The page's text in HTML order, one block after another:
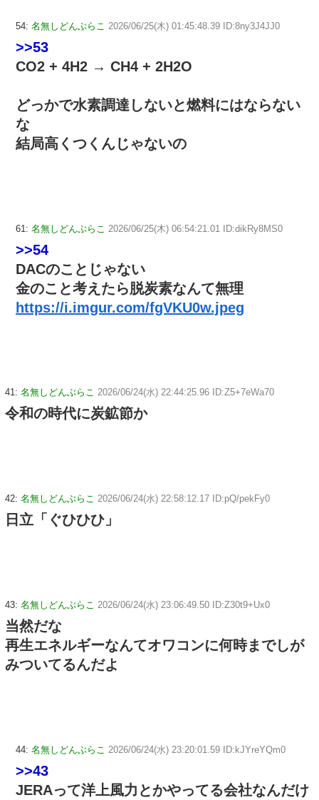
54: 名無しどんぶらこ 2026/06/25(木) 01:45:48.39 ID:8ny3J4JJ0
>>53
CO2 + 4H2 → CH4 + 2H2O
どっかで水素調達しないと燃料にはならない
な
結局高くつくんじゃないの
61: 名無しどんぶらこ 2026/06/25(木) 06:54:21.01 ID:dikRy8MS0
>>54
DACのことじゃない
金のこと考えたら脱炭素なんて無理
https://i.imgur.com/fgVKU0w.jpeg
41: 名無しどんぶらこ 2026/06/24(水) 22:44:25.96 ID:Z5+7eWa70
令和の時代に炭鉱節か
42: 名無しどんぶらこ 2026/06/24(水) 22:58:12.17 ID:pQ/pekFy0
日立「ぐひひひ」
43: 名無しどんぶらこ 2026/06/24(水) 23:06:49.50 ID:Z30t9+Ux0
当然だな
再生エネルギーなんてオワコンに何時までしが
みついてるんだよ
44: 名無しどんぶらこ 2026/06/24(水) 23:20:01.59 ID:kJYreYQm0
>>43
JERAって洋上風力とかやってる会社なんだけ